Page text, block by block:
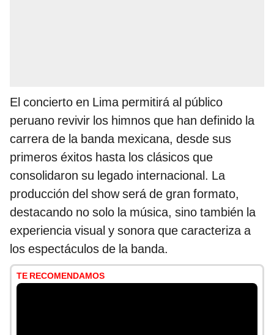
El concierto en Lima permitirá al público
peruano revivir los himnos que han definido la
carrera de la banda mexicana, desde sus
primeros éxitos hasta los clásicos que
consolidaron su legado internacional. La
producción del show será de gran formato,
destacando no solo la música, sino también la
experiencia visual y sonora que caracteriza a
los espectáculos de la banda.
TE RECOMENDAMOS